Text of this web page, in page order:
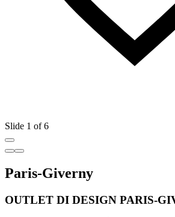
Slide 1 of 6
Paris-Giverny
OUTLET DI DESIGN PARIS-